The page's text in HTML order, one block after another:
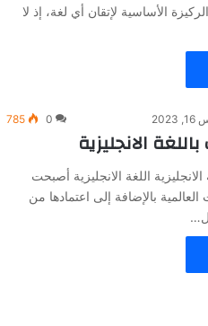
الأساسية لإتقان أي لغة، إذ لا
0
785
الانجليزية
اللغة الانجليزية أصبحت
بالإضافة إلى اعتمادها من